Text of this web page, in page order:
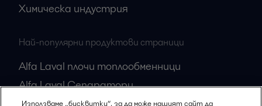
Химическа индустрия
Най-популярни продуктови страници
Alfa Laval плочи топлообменници
Alfa Laval Сепаратори
Използваме „бисквитки“, за да може нашият сайт да